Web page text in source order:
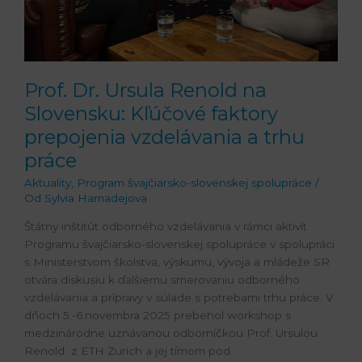
Prof. Dr. Ursula Renold na
Slovensku: Kľúčové faktory
prepojenia vzdelávania a trhu
práce
Aktuality, Program švajčiarsko-slovenskej spolupráce /
Od Sylvia Hamadejova
Štátny inštitút odborného vzdelávania v rámci aktivít
Programu švajčiarsko-slovenskej spolupráce v spolupráci
s Ministerstvom školstva, výskumu, vývoja a mládeže SR
otvára diskusiu k ďalšiemu smerovaniu odborného
vzdelávania a prípravy v súlade s potrebami trhu práce. V
dňoch 5.-6.novembra 2025 prebehol workshop s
medzinárodne uznávanou odborníčkou Prof. Ursulou
Renold z ETH Zurich a jej tímom pod
trhu